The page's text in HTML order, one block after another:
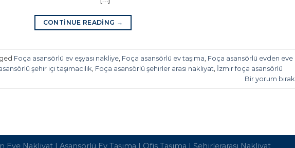
CONTINUE READING →
Foça asansörlü ev eşyası nakliye Foça asansörlü ev taşıma Foça asansörlü evden eve
şehir içi taşımacılık Foça asansörlü şehirler arası nakliyat İzmir foça asansörlü
Bir yorum bırak
Eve Nakliyat | Asansörlü Ev Taşıma | Ofis Taşıma | Şehirlerarası Nakliyat